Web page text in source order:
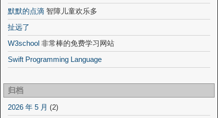
默默的点滴 智障儿童欢乐多
扯远了
W3school 非常棒的免费学习网站
Swift Programming Language
归档
2026 年 5 月 (2)